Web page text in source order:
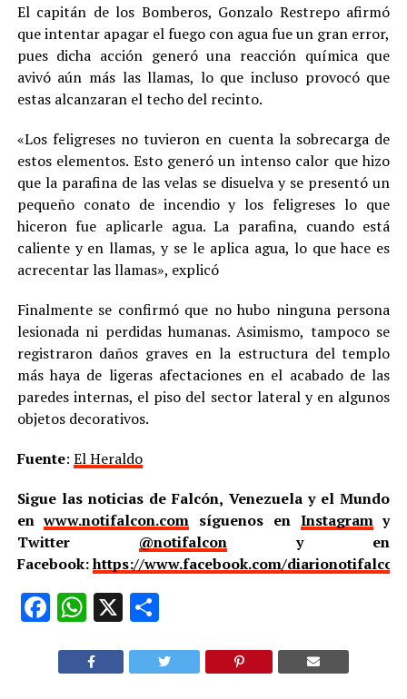
El capitán de los Bomberos, Gonzalo Restrepo afirmó
que intentar apagar el fuego con agua fue un gran error,
pues dicha acción generó una reacción química que
avivó aún más las llamas, lo que incluso provocó que
estas alcanzaran el techo del recinto.
«Los feligreses no tuvieron en cuenta la sobrecarga de
estos elementos. Esto generó un intenso calor que hizo
que la parafina de las velas se disuelva y se presentó un
pequeño conato de incendio y los feligreses lo que
hiceron fue aplicarle agua. La parafina, cuando está
caliente y en llamas, y se le aplica agua, lo que hace es
acrecentar las llamas», explicó
Finalmente se confirmó que no hubo ninguna persona
lesionada ni perdidas humanas. Asimismo, tampoco se
registraron daños graves en la estructura del templo
más haya de ligeras afectaciones en el acabado de las
paredes internas, el piso del sector lateral y en algunos
objetos decorativos.
Fuente: El Heraldo
Sigue las noticias de Falcón, Venezuela y el Mundo
enwww.notifalcon.com síguenos en Instagramy
Twitter @notifalcony en
Facebook:https://www.facebook.com/
Facebook
WhatsApp
X Compartir